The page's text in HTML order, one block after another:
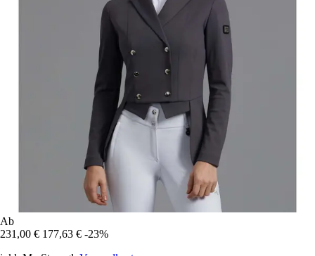
Ab
231,00 € 177,63 € -23%